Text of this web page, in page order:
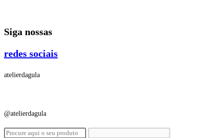
o
Siga nossas
redes sociais
atelierdagula
@atelierdagula